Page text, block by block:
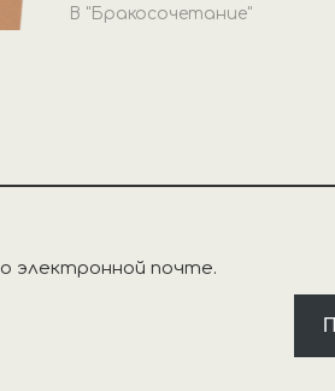
верным сподвижникам, а
В "Бракосочетание"
электронной почте.